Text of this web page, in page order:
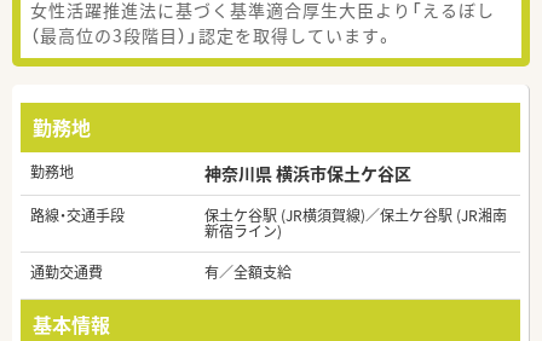
女性活躍推進法に基づく基準適合厚生大臣より「えるぼし
（最高位の3段階目）」認定を取得しています。
勤務地
勤務地 神奈川県 横浜市保土ケ谷区
路線・交通手段 保土ケ谷駅 (JR横須賀線)／保土ケ谷駅 (JR湘南
新宿ライン)
通勤交通費
有／全額支給
基本情報